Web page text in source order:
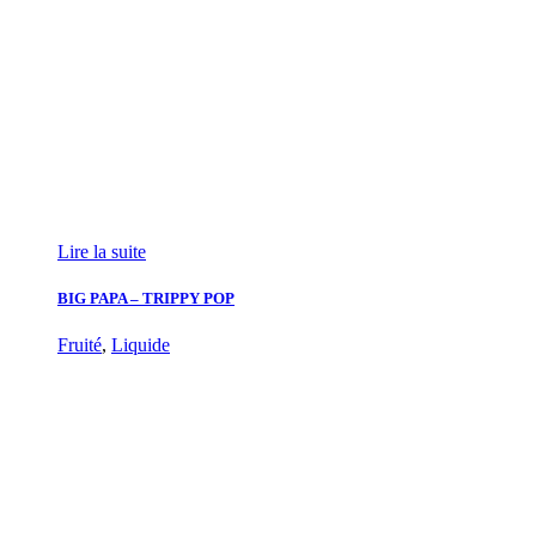
Lire la suite
BIG PAPA – TRIPPY POP
Fruité, Liquide